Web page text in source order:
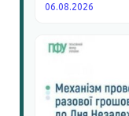
06.08.2026